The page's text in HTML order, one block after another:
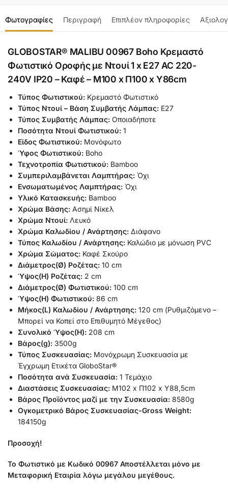
Φωτογραφίες Περιγραφή Επιπλέον πληροφορίες
GLOBOSTAR® MALIBU 00967 Boho Κρεμαστό
Φωτιστικό Οροφής με Ντουί 1 x E27 AC 220-
240V IP20 – Καφέ – Μ100 x Π100 x Y86cm
Τύπος Φωτιστικού: Κρεμαστό Φωτιστικό
Τύπος Ντουί – Βάση Συμβατής Λάμπας: Ε27
Τύπος Συμβατής Λάμπας: Οποιαδήποτε
Ποσότητα Ντουί Φωτιστικού: 1
Είδος Φωτιστικού: Μονόφωτο
Ύφος Φωτιστικού: Boho
Τεχνοτροπία Φωτιστικού: Bamboo
Συμπεριλαμβάνεται Λαμπτήρας: Όχι
Ενσωματωμένος Λαμπτήρας: Όχι
Υλικό Κατασκευής: Bamboo
Χρώμα Βάσης: Ασημί Νίκελ
Χρώμα Ντουί: Λευκό
Χρώμα Καλωδίου / Ανάρτησης: Διάφανο
Τύπος Καλωδίου / Ανάρτησης: Καλώδιο με μόνωση PVC
Χρώμα Σώματος: Καφέ Σκούρο
Διάμετρος(Ø) Ροζέτας: 10 cm
Ύψος(H) Ροζέτας: 2 cm
Διάμετρος(Ø) Φωτιστικού: 100 cm
Ύψος(H) Φωτιστικού: 86 cm
Μήκος(L) Καλωδίου / Ανάρτησης: 120 cm (Ρυθμιζόμενο –
Μπορεί να Κοπεί στο Επιθυμητό Μέγεθος)
Συνολικό Ύψος(H): 208 cm
Βάρος(g): 3500g
Τύπος Συσκευασίας: Μονόχρωμη Συσκευασία με
Έγχρωμη Ετικέτα GloboStar®
Ποσότητα ανά Συσκευασία: 1 Τεμάχιο
Διαστάσεις Συσκευασίας: Μ102 x Π102 x Υ88,5cm
Βάρος Προϊόντος μαζί με την Συσκευασία: 8580g
Ογκομετρικό Βάρος Συσκευασίας-Gross Weight:
184150g
Προσοχή!
Το Φωτιστικό με Κωδικό 00967 Αποστέλλεται μόνο με
Μεταφορική Εταιρία λόγω μεγάλου μεγέθους.